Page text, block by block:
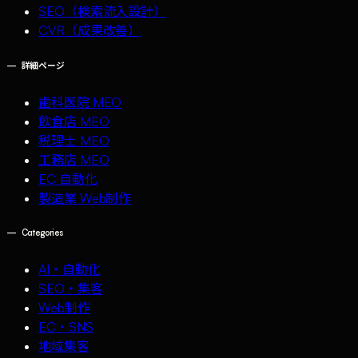
SEO（検索流入設計）
CVR（成果改善）
— 詳細ページ
歯科医院 MEO
飲食店 MEO
税理士 MEO
工務店 MEO
EC 自動化
製造業 Web制作
— Categories
AI・自動化
SEO・集客
Web制作
EC・SNS
地域集客